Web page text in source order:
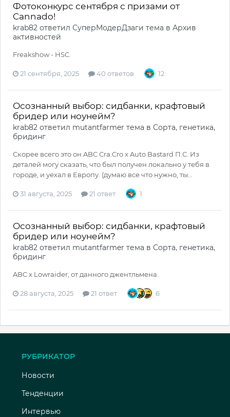
Фотоконкурс сентября с призами от
Cannado!
krab82 ответил СуперМодерДзаги тема в Архив
активностей
Freakshow - HSC.
21 сентября, 2025 40 ответов 12
Осознанный выбор: сидбанки, крафтовый
бридер или ноунейм?
krab82 ответил mutantfarmer тема в Сорта, генетика,
бридинг
Скорее всего это он ABC Cra.Cro x Auto Bastard П.С. Из
деталей могу сказать, что был получен локально у тебя в
городе, и уехал в Европу. (думаю все что нужно, ты...
31 августа, 2025 21 ответ 1
Осознанный выбор: сидбанки, крафтовый
бридер или ноунейм?
krab82 ответил mutantfarmer тема в Сорта, генетика,
бридинг
ABC x Lowraider, от данного джентльмена.
28 августа, 2025 21 ответ 6
РУБРИКАТОР
Новости
Тенденции
Интервью